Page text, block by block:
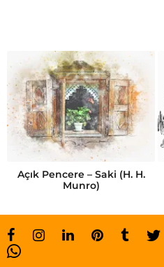
F
e
y
Açık Pencere – Saki (H. H.
Munro)